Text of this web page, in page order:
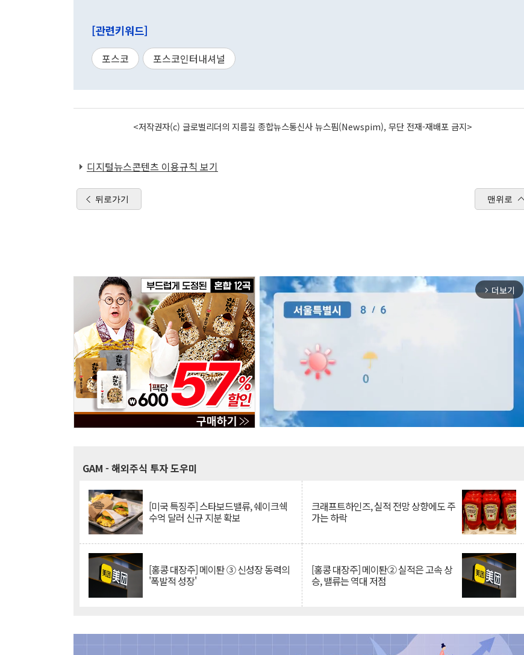
[관련키워드]
포스코 포스코인터내셔널
<저작권자(c) 글로벌리더의 지름길 종합뉴스통신사 뉴스핌(Newspim), 무단 전재-재배포 금지>
디지털뉴스콘텐츠 이용규칙 보기
뒤로가기 맨위로
arrow_forward_ios 더보기
GAM - 해외주식 투자 도우미
[미국 특징주] 스타보드밸류, 쉐이크쉑
수억 달러 신규 지분 확보
크래프트하인즈, 실적 전망 상향에도 주
가는 하락
[홍콩 대장주] 메이퇀 ③ 신성장 동력의
'폭발적 성장'
[홍콩 대장주] 메이퇀② 실적은 고속 상
승, 밸류는 역대 저점